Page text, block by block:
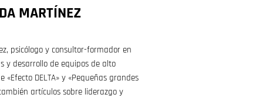
MARTÍNEZ
psicólogo y consultor-formador en
y desarrollo de equipos de alto
DELTA» y «Pequeñas grandes
artículos sobre liderazgo y